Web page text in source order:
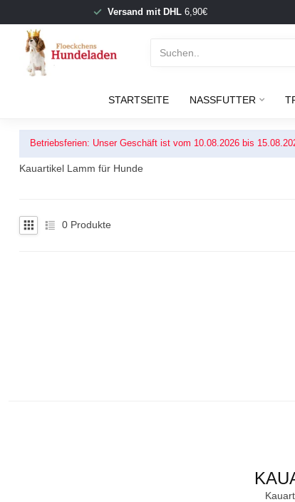
Versand mit DHL6,90€
STARTSEITE NASSFUTTER
Betriebsferien: Unser Geschäft ist vom 10.08.2026 bis
Kauartikel Lamm für Hunde
0 Produkte